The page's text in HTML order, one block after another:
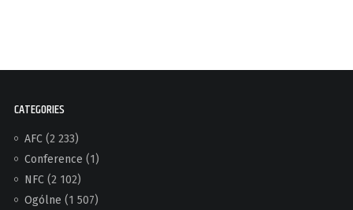
CATEGORIES
AFC(2 233)
Conference (1)
NFC(2 102)
Ogólne (1 507)